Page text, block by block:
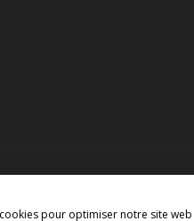
pour optimiser notre site